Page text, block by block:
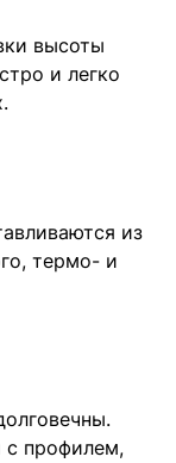
высоты
и легко
из
термо- и
профилем,